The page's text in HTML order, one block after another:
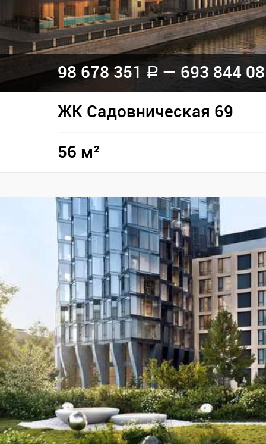
98 678 351 a — 693 844
ЖК Садовническая 69
56 м²